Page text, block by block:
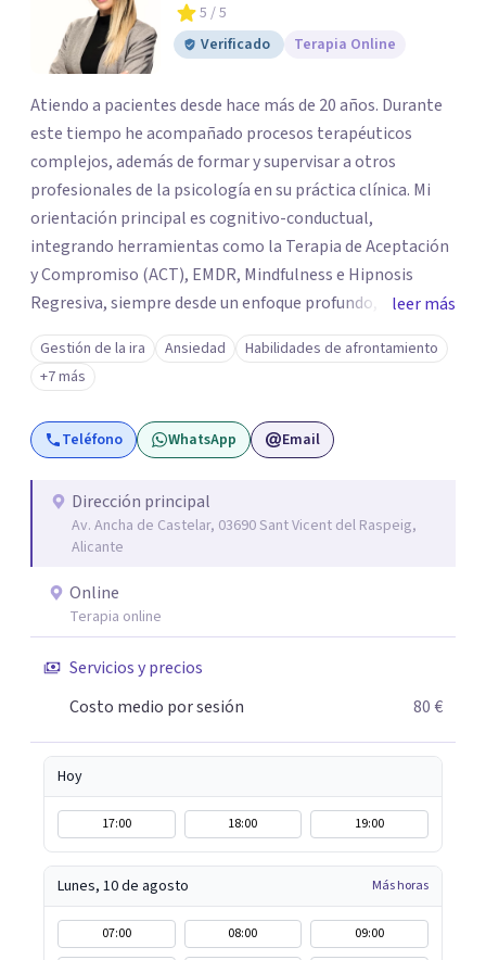
5 / 5
Verificado
Terapia Online
Atiendo a pacientes desde hace más de 20 años. Durante
este tiempo he acompañado procesos terapéuticos
complejos, además de formar y supervisar a otros
profesionales de la psicología en su práctica clínica. Mi
orientación principal es cognitivo-conductual,
integrando herramientas como la Terapia de Aceptación
y Compromiso (ACT), EMDR, Mindfulness e Hipnosis
Regresiva, siempre desde un enfoque profundo,
respetuoso y adaptado a cada persona. También
acompaño procesos de crecimiento personal y terapia
del alma orientados al trabajo emocional, la búsqueda de
sentido, el autoconocimiento y la conexión interior. Mi
objetivo es ayudar a las personas a comprenderse mejor,
necesarios para vivir con mayor equilibrio y plenitud.
leer más
Gestión de la ira Ansiedad
Habilidades de afrontamiento
+7 más
Teléfono WhatsApp Email
Dirección principal
Av. Ancha de Castelar, 03690 Sant Vicent del Raspeig,
Alicante
Online
Terapia online
Servicios y precios
Costo medio por sesión
80 €
Hoy
17:00 18:00 19:00
Lunes, 10 de agosto Más horas
07:00 08:00
09:00